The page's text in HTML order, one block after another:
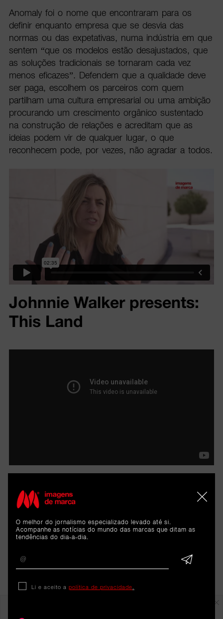
Anomaly foi o nome que encontraram para os
definir enquanto empresa que se desvia das
normas ou das expetativas, numa indústria em que
sentem “que os modelos estão desajustados, que
as soluções tradicionais se tornaram cada vez
menos eficazes”. Defendem que a qualidade deve
ser paga, escolhem os parceiros com quem
partilham uma cultura empresarial ou uma ambição
procurando um crescimento orgânico sustentado
na construção de relações e acreditam que as
ideias podem vir de qualquer lugar, o que
reconhecem pode, por vezes, não agradar a todos.
Johnnie Walker presents:
This Land
O melhor do jornalismo especializado levado até si.
Acompanhe as notícias do mundo das marcas que ditam as
tendências do dia-a-dia.
Li e aceito a política de privacidade.